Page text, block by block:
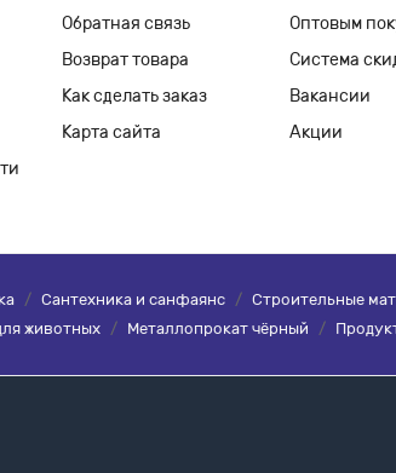
Обратная связь
Возврат товара
Как сделать заказ
Карта сайта
Оптовым
Система
Вакансии
Акции
/ Сантехника и санфаянс / Строительные
животных / Металлопрокат чёрный /